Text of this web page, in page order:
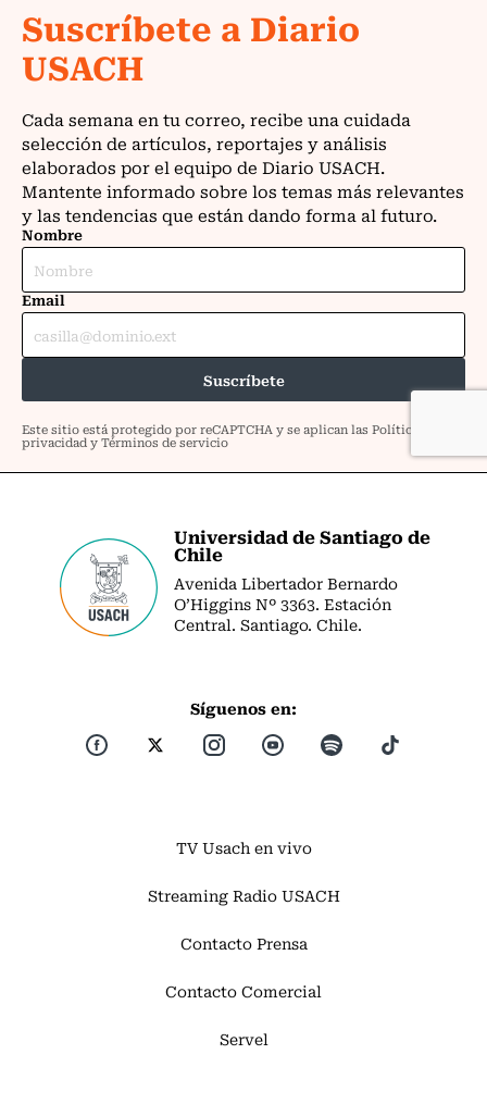
Universidad de Santiago de
Chile
Avenida Libertador Bernardo
O’Higgins Nº 3363. Estación
Central. Santiago. Chile.
Síguenos en:
TV Usach en vivo
Streaming Radio USACH
Contacto Prensa
Contacto Comercial
Servel